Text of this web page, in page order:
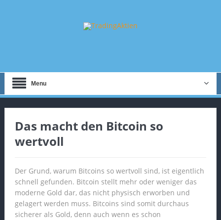
Menu
Das macht den Bitcoin so
wertvoll
Der Grund, warum Bitcoins so wertvoll sind, ist eigentlich
schnell gefunden. Bitcoin stellt mehr oder weniger das
moderne Gold dar, das nicht physisch erworben und
gelagert werden muss. Bitcoins sind somit durchaus
sicherer als Gold, denn auch wenn es schon